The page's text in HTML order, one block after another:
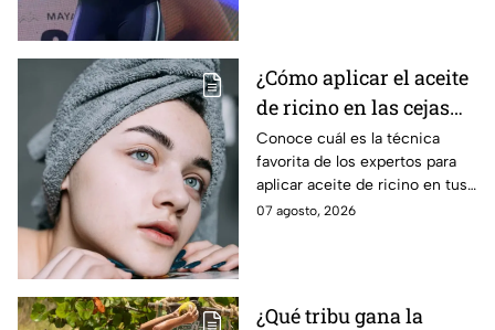
¿Cómo aplicar el aceite
de ricino en las cejas
correctamente sin
obstruir los poros de la
piel?
Conoce cuál es la técnica
favorita de los expertos para
aplicar aceite de ricino en tus
cejas y hacerlas mpás tupidas
07 agosto, 2026
¿Qué tribu gana la